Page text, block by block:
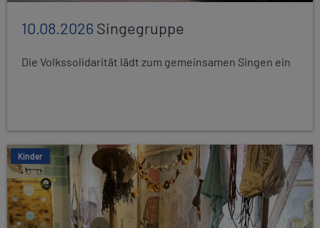
10.08.2026Singegruppe
Die Volkssolidarität lädt zum gemeinsamen Singen ein
Kinder